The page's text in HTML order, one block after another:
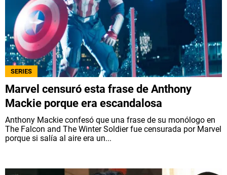
SERIES
Marvel censuró esta frase de Anthony
Mackie porque era escandalosa
Anthony Mackie confesó que una frase de su monólogo en
The Falcon and The Winter Soldier fue censurada por Marvel
porque si salía al aire era un...